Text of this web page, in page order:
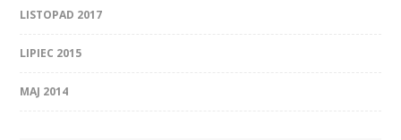
LISTOPAD 2017
LIPIEC 2015
MAJ 2014